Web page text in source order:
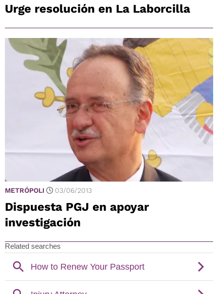
Urge resolución en La Laborcilla
METRÓPOLI 03/06/2013
Dispuesta PGJ en apoyar
investigación